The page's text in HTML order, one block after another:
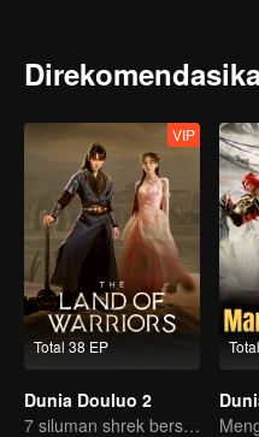
Total 38 EP
VIP
Dunia Douluo 2
7 siluman shrek bersatu kembali